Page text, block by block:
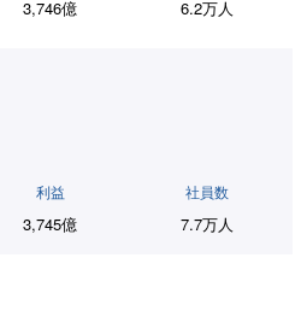
3,746億 6.2万人
利益
3,745億
社員数
7.7万人